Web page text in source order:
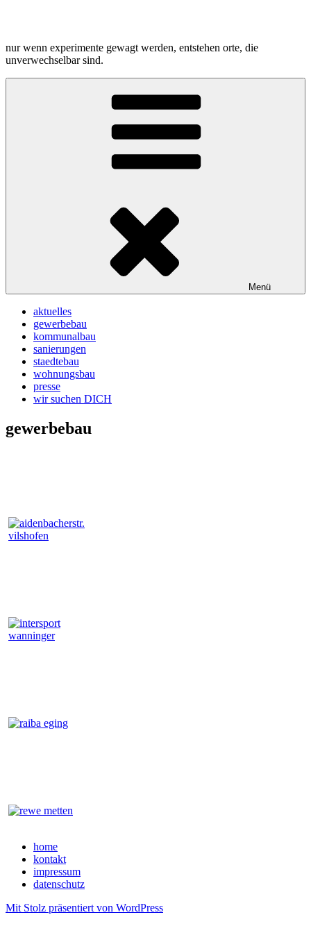
nur wenn experimente gewagt werden, entstehen orte, die
unverwechselbar sind.
Menü
aktuelles
gewerbebau
kommunalbau
sanierungen
staedtebau
wohnungsbau
presse
wir suchen DICH
gewerbebau
home
kontakt
impressum
datenschutz
Mit Stolz präsentiert von WordPress